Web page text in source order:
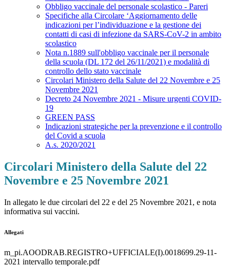
Obbligo vaccinale del personale scolastico - Pareri
Specifiche alla Circolare ‘Aggiornamento delle
indicazioni per l’individuazione e la gestione dei
contatti di casi di infezione da SARS-CoV-2 in ambito
scolastico
Nota n.1889 sull'obbligo vaccinale per il personale
della scuola (DL 172 del 26/11/2021) e modalità di
controllo dello stato vaccinale
Circolari Ministero della Salute del 22 Novembre e 25
Novembre 2021
Decreto 24 Novembre 2021 - Misure urgenti COVID-
19
GREEN PASS
Indicazioni strategiche per la prevenzione e il controllo
del Covid a scuola
A.s. 2020/2021
Circolari Ministero della Salute del 22
Novembre e 25 Novembre 2021
In allegato le due circolari del 22 e del 25 Novembre 2021, e nota
informativa sui vaccini.
Allegati
m_pi.AOODRAB.REGISTRO+UFFICIALE(I).0018699.29-11-
2021 intervallo temporale.pdf